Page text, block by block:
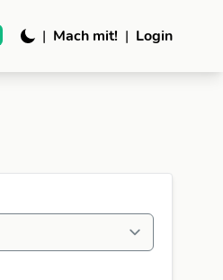
| Mach mit! | Login